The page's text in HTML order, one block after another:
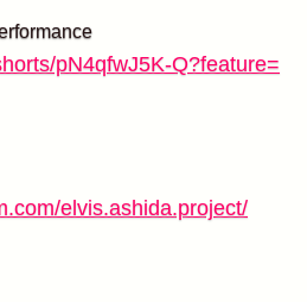
pN4qfwJ5K-Q?feature=
elvis.ashida.project/